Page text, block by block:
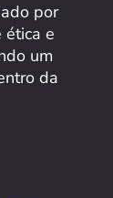
por
ética e
um
da